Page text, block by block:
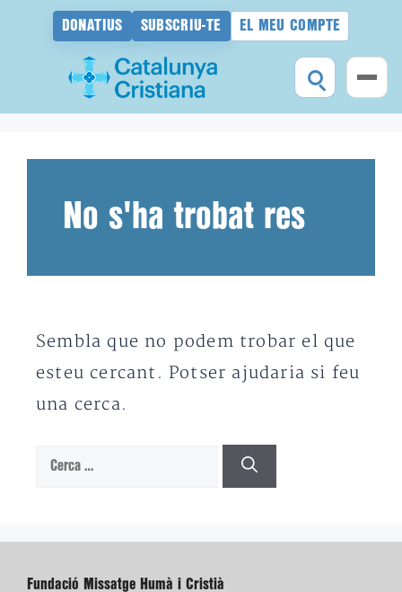
DONATIUS SUBSCRIU-TE EL MEU COMPTE
No s'ha trobat res
Sembla que no podem trobar el que
esteu cercant. Potser ajudaria si feu
una cerca.
Cerca:
Fundació Missatge Humà i Cristià